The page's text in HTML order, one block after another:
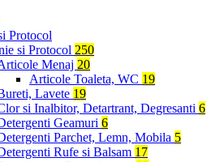
si Protocol 250
Menaj 20
Articole Toaleta, WC 19
Lavete 19
si Inalbitor, Detartrant, Degresanti 6
Geamuri 6
Parchet, Lemn, Mobila 5
Rufe si Balsam 17